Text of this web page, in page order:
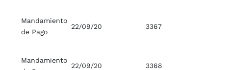
Mandamiento
de Pago
22/09/20 3367
Mandamiento
22/09/20 3368